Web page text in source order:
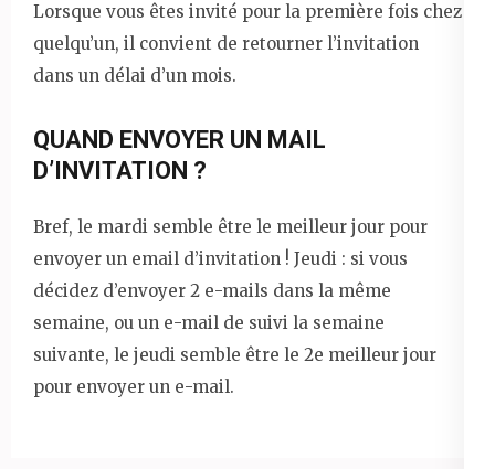
Lorsque vous êtes invité pour la première fois chez
quelqu’un, il convient de retourner l’invitation
dans un délai d’un mois.
QUAND ENVOYER UN MAIL
D’INVITATION ?
Bref, le mardi semble être le meilleur jour pour
envoyer un email d’invitation ! Jeudi : si vous
décidez d’envoyer 2 e-mails dans la même
semaine, ou un e-mail de suivi la semaine
suivante, le jeudi semble être le 2e meilleur jour
pour envoyer un e-mail.